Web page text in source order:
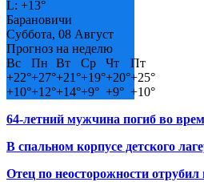
L: +13°
Барановичи
Суббота, 08 Август
Прогноз на неделю
Вс
Пн Вт Ср Чт
Пт
+22°+27°+21°+19°+20°+25°
+10°+12°+14°+9° +9° +10°
64-летний мужчина погиб во
В спальном корпусе детского
Отец по неосторожности